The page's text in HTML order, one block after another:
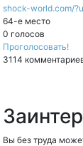
shock-world.com/
64-е место
0 голосов
Проголосовать!
3114
Вы без труда